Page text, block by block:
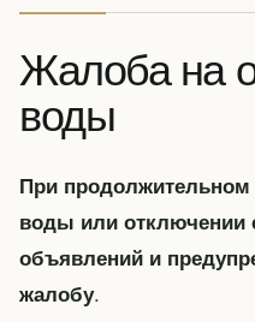
Жалоба на
воды
При продолжительном
воды или отключении
объявлений и
жалобу.